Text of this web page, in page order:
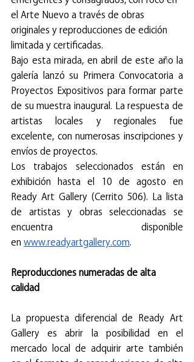
el Arte Nuevo a través de obras
originales y reproducciones de edición
limitada y certificadas.
Bajo esta mirada, en abril de este año la
galería lanzó su Primera Convocatoria a
Proyectos Expositivos para formar parte
de su muestra inaugural. La respuesta de
artistas locales y regionales fue
excelente, con numerosas inscripciones y
envíos de proyectos.
Los trabajos seleccionados están en
exhibición hasta el 10 de agosto en
Ready Art Gallery (Cerrito 506). La lista
de artistas y obras seleccionadas se
encuentra disponible
en www.readyartgallery.com
Reproducciones numeradas de alta
calidad
La propuesta diferencial de Ready Art
Gallery es abrir la posibilidad en el
mercado local de adquirir arte también